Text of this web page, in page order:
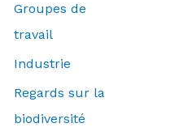
Groupes de
travail
Industrie
Regards sur la
biodiversité